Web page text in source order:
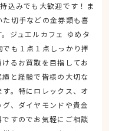
込みでも大歓迎です！ま
切手などの金券類も喜
ジュエルカフェ ゆめタ
も１点１点しっかり拝
るお買取を目指してお
と経験で皆様の大切な
。特にロレックス、オ
、ダイヤモンドや貴金
すのでお気軽にご相談